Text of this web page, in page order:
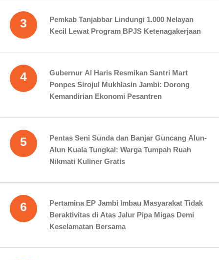
3
Pemkab Tanjabbar Lindungi 1.000 Nelayan
Kecil Lewat Program BPJS Ketenagakerjaan
4
Gubernur Al Haris Resmikan Santri Mart
Ponpes Sirojul Mukhlasin Jambi: Dorong
Kemandirian Ekonomi Pesantren
5
Pentas Seni Sunda dan Banjar Guncang Alun-
Alun Kuala Tungkal: Warga Tumpah Ruah
Nikmati Kuliner Gratis
6
Pertamina EP Jambi Imbau Masyarakat Tidak
Beraktivitas di Atas Jalur Pipa Migas Demi
Keselamatan Bersama